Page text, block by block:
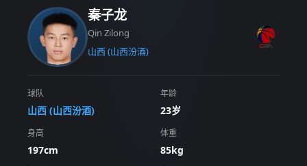
秦子龙
Qin Zilong
山西 (山西汾酒)
球队
山西 (山西汾酒)
年龄
23岁
身高
197cm
体重
85kg